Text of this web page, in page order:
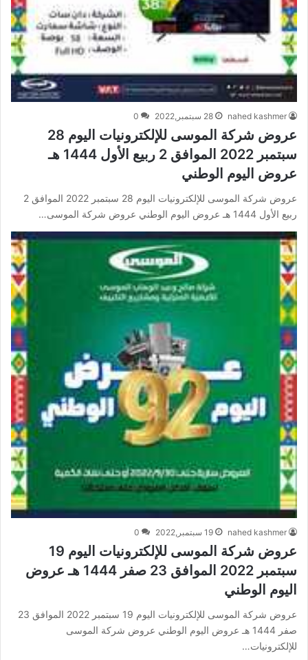
nahed kashmer 28 سبتمبر,2022 0
عروض شركة الموسى للإلكترونيات اليوم 28
سبتمبر 2022 الموافق 2 ربيع الأول 1444 هـ
عروض اليوم الوطني
عروض شركة الموسى للإلكترونيات اليوم 28 سبتمبر 2022 الموافق 2
ربيع الأول 1444 هـ عروض اليوم الوطني عروض شركة الموسى…
nahed kashmer 19 سبتمبر,2022 0
عروض شركة الموسى للإلكترونيات اليوم 19
سبتمبر 2022 الموافق 23 صفر 1444 هـ عروض
اليوم الوطني
عروض شركة الموسى للإلكترونيات اليوم 19 سبتمبر 2022 الموافق 23
صفر 1444 هـ عروض اليوم الوطني عروض شركة الموسى
للإلكترونيات…